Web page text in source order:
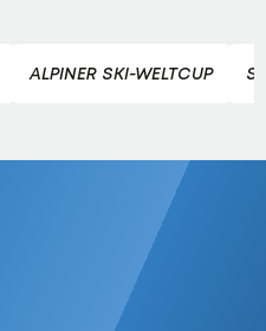
ALPINER SKI-WELTCUP